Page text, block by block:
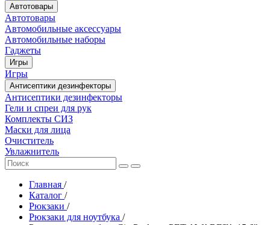
Автотовары
Автотовары
Автомобильные аксессуары
Автомобильные наборы
Гаджеты
Игры
Игры
Антисептики дезинфекторы
Антисептики дезинфекторы
Гели и спреи для рук
Комплекты СИЗ
Маски для лица
Очиститель
Увлажнитель
Главная /
Каталог /
Рюкзаки /
Рюкзаки для ноутбука /